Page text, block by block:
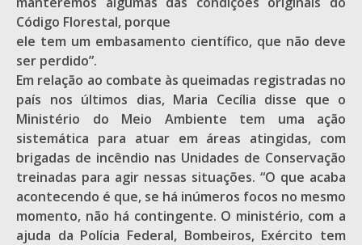
Código Florestal, porque
ele tem um embasamento científico, que não deve
ser perdido”.
Em relação ao combate às queimadas registradas no
país nos últimos dias, Maria Cecília disse que o
Ministério do Meio Ambiente tem uma ação
sistemática para atuar em áreas atingidas, com
brigadas de incêndio nas Unidades de Conservação
treinadas para agir nessas situações. “O que acaba
acontecendo é que, se há inúmeros focos no mesmo
momento, não há contingente. O ministério, com a
ajuda da Polícia Federal, Bombeiros, Exército tem